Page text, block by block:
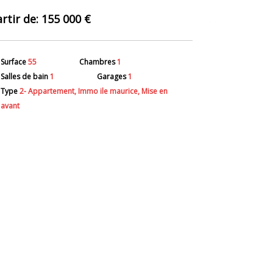
155 000 €
Surface55 Chambres1
Salles de bain1 Garages1
Type2- Appartement, Immo ile maurice, Mise en
avant